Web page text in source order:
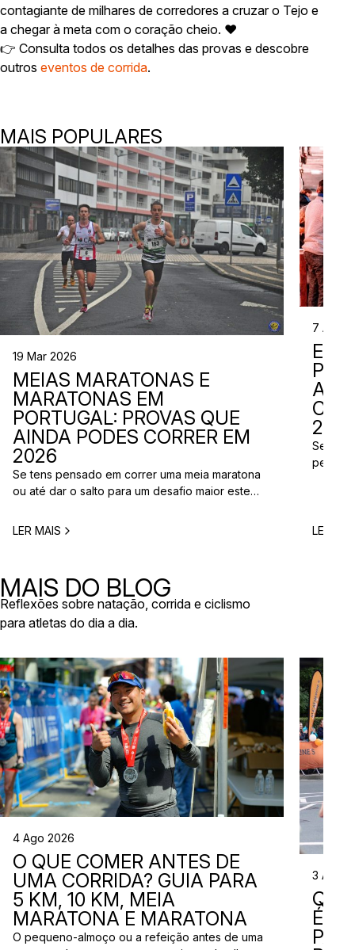
contagiante de milhares de corredores a cruzar o Tejo e
a chegar à meta com o coração cheio. ❤️
👉 Consulta todos os detalhes das provas e descobre
outros eventos de corrida.
MAIS POPULARES
19 Mar 2026
MEIAS MARATONAS E
MARATONAS EM
PORTUGAL: PROVAS QUE
AINDA PODES CORRER EM
2026
Se tens pensado em correr uma meia maratona
ou até dar o salto para um desafio maior este
planear. Entre a primavera e o verão, o
LER MAIS
7 Abr
Se
perto
LER
MAIS DO BLOG
Reflexões sobre natação, corrida e ciclismo
para atletas do dia a dia.
4 Ago 2026
O QUE COMER ANTES DE
UMA CORRIDA? GUIA PARA
5 KM, 10 KM, MEIA
MARATONA E MARATONA
O pequeno-almoço ou a refeição antes de uma
3 Ago
ÉS?